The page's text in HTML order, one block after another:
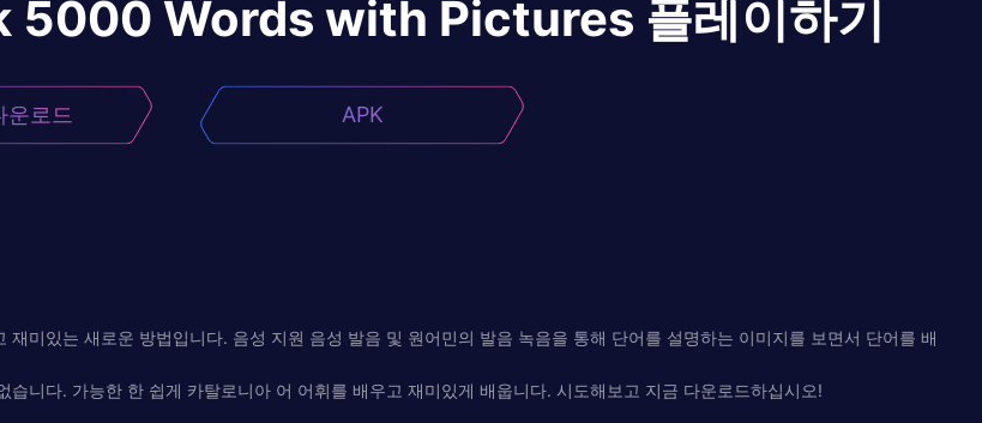
5000 Words with Pictures 플레이하기
운로드 APK
미있는 새로운 방법입니다. 음성 지원 음성 발음 및 원어민의 발음 녹음을 통해 단어를 설명하는 이미지를 보면서 단어를 배
니다. 가능한 한 쉽게 카탈로니아 어 어휘를 배우고 재미있게 배웁니다. 시도해보고 지금 다운로드하십시오!